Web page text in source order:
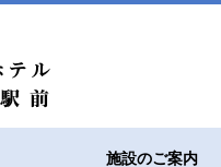
施設のご案内